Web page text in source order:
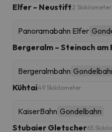
Elfer – Neustift 2 Skikilometer
Panoramabahn Elfer
Bergeralm – Steinach am
Bergeralmbahn
Kühtai49 Skikilometer
KaiserBahn Gondelbahn
Stubaier Gletscher65